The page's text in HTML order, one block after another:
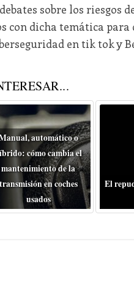
sobre los riesgos
con dicha temática
en tik tok y
automático o
cómo cambia el
mantenimiento de la
transmisión en coches
usados
El